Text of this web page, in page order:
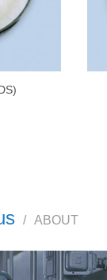
/ ABOUT